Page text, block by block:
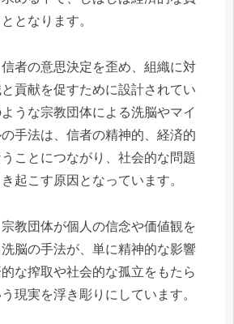
となります。
者の意思決定を歪め、組織に対
貢献を促すために設計されてい
うな宗教団体による洗脳やマイ
手法は、信者の精神的、経済的
ことにつながり、社会的な問題
起こす原因となっています。
教団体が個人の信念や価値観を
脳の手法が、単に精神的な影響
な搾取や社会的な孤立をもたら
現実を浮き彫りにしています。